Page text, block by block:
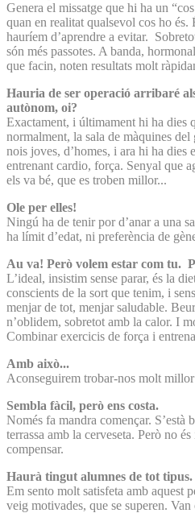
Genera el missatge que hi ha un
quan en realitat qualsevol cos ho és.
hauríem d’aprendre a evitar.
són més passotes. A banda,
que facin, noten resultats molt
Hauria de ser operació arribaré
autònom, oi?
Exactament, i últimament hi ha dies
normalment, la sala de màquines del
nois joves, d’homes, i ara hi ha dies
entrenant cardio, força. Senyal que
els va bé, que es troben millor...
Ole per elles!
Ningú ha de tenir por d’anar a una
ha límit d’edat, ni preferència de
Au va! Però volem estar com tu.
L’ideal, insistim sense parar, és la
conscients de la sort que tenim, i
menjar de tot, menjar saludable.
n’oblidem, sobretot amb la calor. I
Combinar exercicis de força i
Amb això...
Aconseguirem trobar-nos molt
Sembla fàcil, però ens costa.
Només fa mandra començar.
terrassa amb la cerveseta. Però no
compensar.
Haurà tingut alumnes de tot tipus.
Em sento molt satisfeta amb aquest
veig motivades, que se superen.